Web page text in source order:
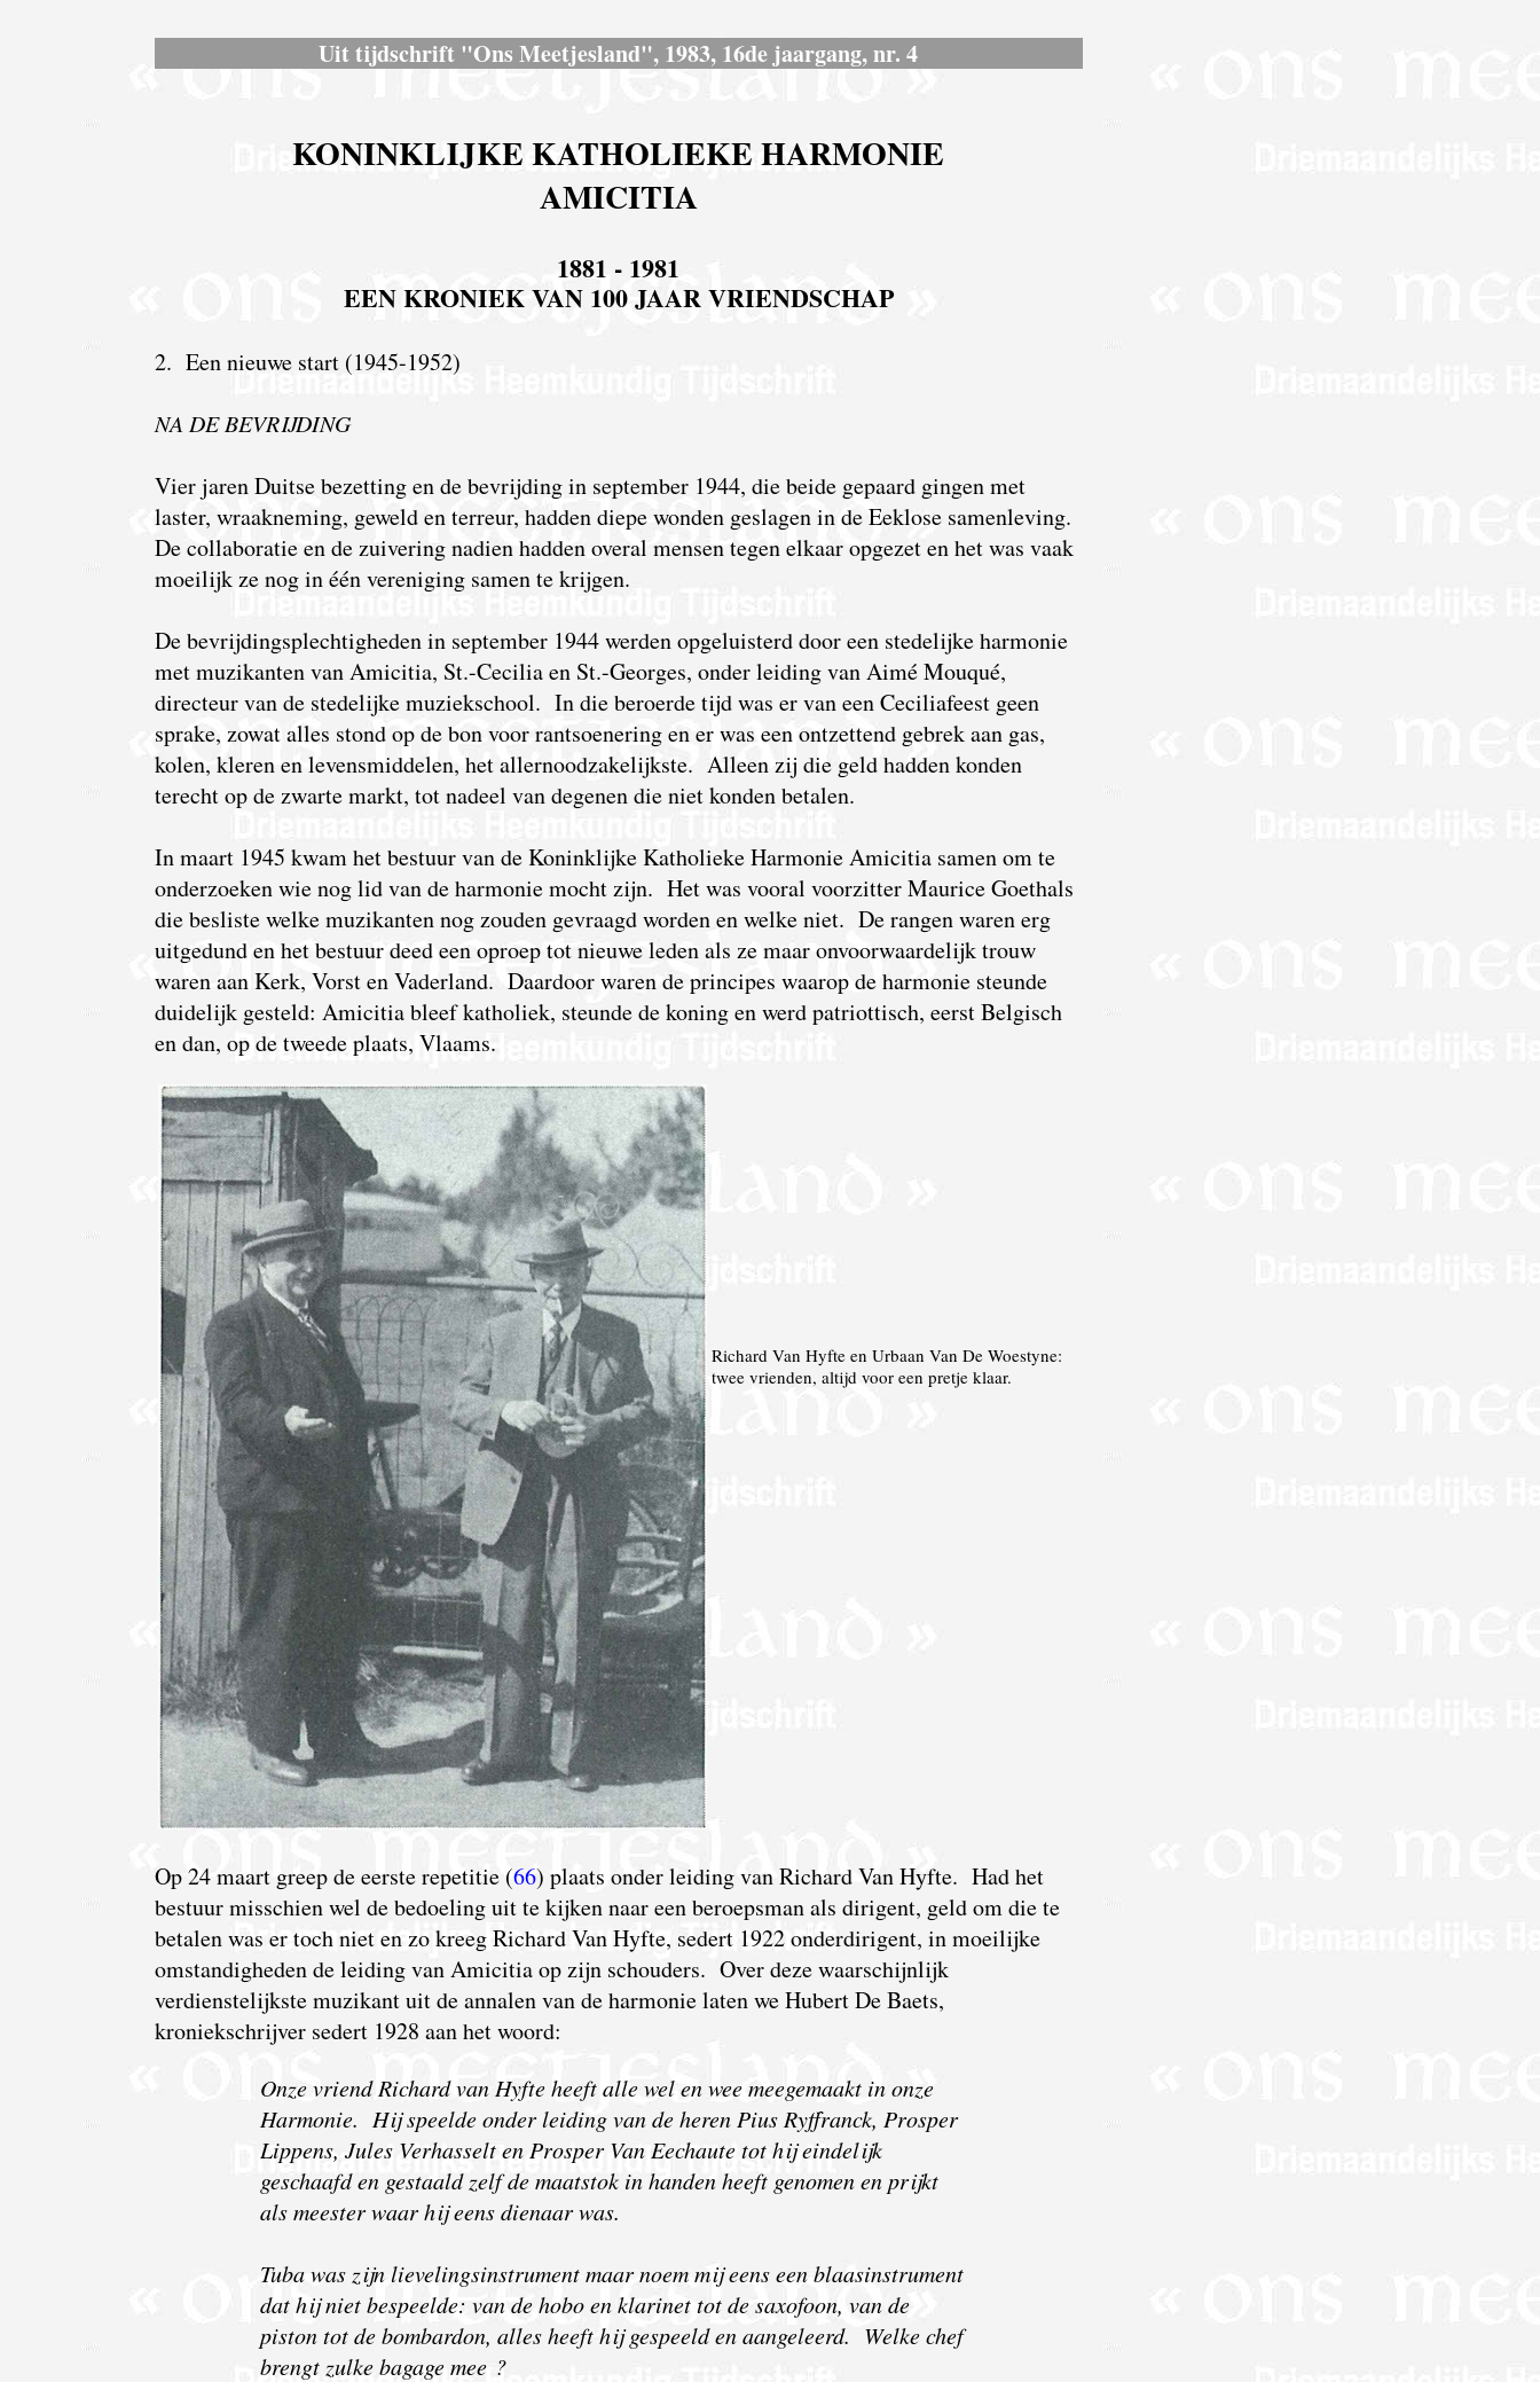
Uit tijdschrift "Ons Meetjesland", 1983, 16de jaargang, nr. 4
KONINKLIJKE KATHOLIEKE HARMONIE
AMICITIA
1881 - 1981
EEN KRONIEK VAN 100 JAAR VRIENDSCHAP
2. Een nieuwe start (1945-1952)
NA DE BEVRIJDING
Vier jaren Duitse bezetting en de bevrijding in september 1944, die beide gepaard gingen met
laster, wraakneming, geweld en terreur, hadden diepe wonden geslagen in de Eeklose samenleving.
De collaboratie en de zuivering nadien hadden overal mensen tegen elkaar opgezet en het was vaak
moeilijk ze nog in één vereniging samen te krijgen.
De bevrijdingsplechtigheden in september 1944 werden opgeluisterd door een stedelijke harmonie
met muzikanten van Amicitia, St.-Cecilia en St.-Georges, onder leiding van Aimé Mouqué,
directeur van de stedelijke muziekschool. In die beroerde tijd was er van een Ceciliafeest geen
sprake, zowat alles stond op de bon voor rantsoenering en er was een ontzettend gebrek aan gas,
kolen, kleren en levensmiddelen, het allernoodzakelijkste. Alleen zij die geld hadden konden
terecht op de zwarte markt, tot nadeel van degenen die niet konden betalen.
In maart 1945 kwam het bestuur van de Koninklijke Katholieke Harmonie Amicitia samen om te
onderzoeken wie nog lid van de harmonie mocht zijn. Het was vooral voorzitter Maurice Goethals
die besliste welke muzikanten nog zouden gevraagd worden en welke niet. De rangen waren erg
uitgedund en het bestuur deed een oproep tot nieuwe leden als ze maar onvoorwaardelijk trouw
waren aan Kerk, Vorst en Vaderland. Daardoor waren de principes waarop de harmonie steunde
duidelijk gesteld: Amicitia bleef katholiek, steunde de koning en werd patriottisch, eerst Belgisch
en dan, op de tweede plaats, Vlaams.
Richard Van Hyfte en Urbaan Van De Woestyne:
twee vrienden, altijd voor een pretje klaar.
Op24 maart greep de eerste repetitie (66) plaats onder leiding van Richard Van Hyfte. Had het
bestuur misschien wel de bedoeling uit te kijken naar een beroepsman als dirigent, geld om die te
betalen was er toch niet en zo kreeg Richard Van Hyfte, sedert 1922 onderdirigent, in moeilijke
omstandigheden de leiding van Amicitia op zijn schouders. Over deze waarschijnlijk
verdienstelijkste muzikant uit de annalen van de harmonie laten we Hubert De Baets,
kroniekschrijver sedert 1928 aan het woord:
Onze vriend Richard van Hyfte heeft alle wel en wee meegemaakt in onze
Harmonie. Hij speelde onder leiding van de heren Pius Ryffranck, Prosper
Lippens, Jules Verhasselt en Prosper Van Eechaute tot hij eindelijk
geschaafd en gestaald zelf de maatstok in handen heeft genomen en prijkt
als meester waar hij eens dienaar was.
Tuba was zijn lievelingsinstrument maar noem mij eens een blaasinstrument
dat hij niet bespeelde: van de hobo en klarinet tot de saxofoon, van de
piston tot de bombardon, alles heeft hij gespeeld en aangeleerd. Welke chef
brengt zulke bagage mee ?